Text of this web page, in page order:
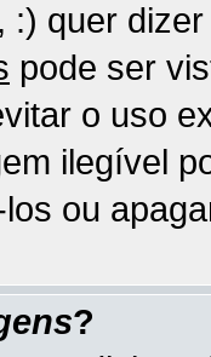
:) quer
pode ser
o uso
ilegível
ou
?